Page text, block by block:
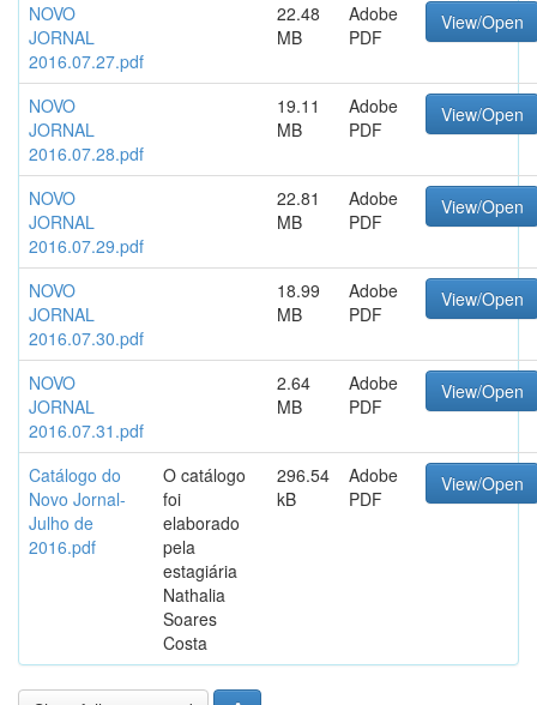
NOVO
JORNAL
2016.07.27.pdf
22.48
MB
Adobe
PDF
View/Open
NOVO
JORNAL
2016.07.28.pdf
19.11
MB
Adobe
PDF
View/Open
NOVO
JORNAL
2016.07.29.pdf
22.81
MB
Adobe
PDF
View/Open
NOVO
JORNAL
2016.07.30.pdf
18.99
MB
Adobe
PDF
View/Open
NOVO
JORNAL
2016.07.31.pdf
2.64
MB
Adobe
PDF
View/Open
Catálogo do
Novo Jornal-
Julho de
2016.pdf
O catálogo
foi
elaborado
pela
estagiária
Nathalia
Soares
Costa
296.54
kB
Adobe
PDF
View/Open